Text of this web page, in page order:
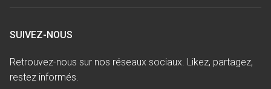
SUIVEZ-NOUS
Retrouvez-nous sur nos réseaux sociaux. Likez, partagez,
restez informés.